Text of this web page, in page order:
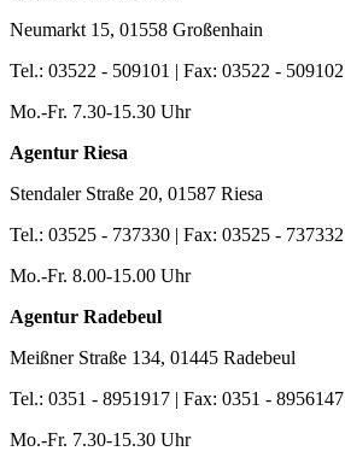
Neumarkt 15, 01558 Großenhain
Tel.: 03522 - 509101 | Fax: 03522 - 509102
Mo.-Fr. 7.30-15.30 Uhr
Agentur Riesa
Stendaler Straße 20, 01587 Riesa
Tel.: 03525 - 737330 | Fax: 03525 - 737332
Mo.-Fr. 8.00-15.00 Uhr
Agentur Radebeul
Meißner Straße 134, 01445 Radebeul
Tel.: 0351 - 8951917 | Fax: 0351 - 8956147
Mo.-Fr. 7.30-15.30 Uhr